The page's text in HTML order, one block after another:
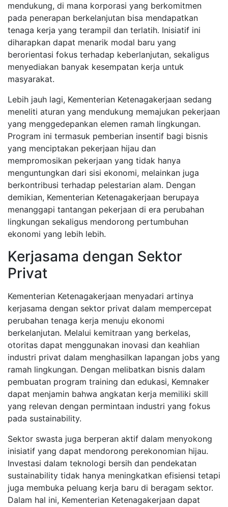
mendukung, di mana korporasi yang berkomitmen
pada penerapan berkelanjutan bisa mendapatkan
tenaga kerja yang terampil dan terlatih. Inisiatif ini
diharapkan dapat menarik modal baru yang
berorientasi fokus terhadap keberlanjutan, sekaligus
menyediakan banyak kesempatan kerja untuk
masyarakat.
Lebih jauh lagi, Kementerian Ketenagakerjaan sedang
meneliti aturan yang mendukung memajukan pekerjaan
yang menggedepankan elemen ramah lingkungan.
Program ini termasuk pemberian insentif bagi bisnis
yang menciptakan pekerjaan hijau dan
mempromosikan pekerjaan yang tidak hanya
menguntungkan dari sisi ekonomi, melainkan juga
berkontribusi terhadap pelestarian alam. Dengan
demikian, Kementerian Ketenagakerjaan berupaya
menanggapi tantangan pekerjaan di era perubahan
lingkungan sekaligus mendorong pertumbuhan
ekonomi yang lebih lebih.
Kerjasama dengan Sektor
Privat
Kementerian Ketenagakerjaan menyadari artinya
kerjasama dengan sektor privat dalam mempercepat
perubahan tenaga kerja menuju ekonomi
berkelanjutan. Melalui kemitraan yang berkelas,
otoritas dapat menggunakan inovasi dan keahlian
industri privat dalam menghasilkan lapangan jobs yang
ramah lingkungan. Dengan melibatkan bisnis dalam
pembuatan program training dan edukasi, Kemnaker
dapat menjamin bahwa angkatan kerja memiliki skill
yang relevan dengan permintaan industri yang fokus
pada sustainability.
Sektor swasta juga berperan aktif dalam menyokong
inisiatif yang dapat mendorong perekonomian hijau.
Investasi dalam teknologi bersih dan pendekatan
sustainability tidak hanya meningkatkan efisiensi tetapi
juga membuka peluang kerja baru di beragam sektor.
Dalam hal ini, Kementerian Ketenagakerjaan dapat